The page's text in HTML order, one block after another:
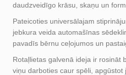
daudzveidīgo krāsu, skaņu un
Pateicoties universālajam
jebkura veida automašīnas
pavadīs bērnu ceļojumos un
Rotaļlietas galvenā ideja ir rosināt
viņu darboties caur spēli, apgūstot